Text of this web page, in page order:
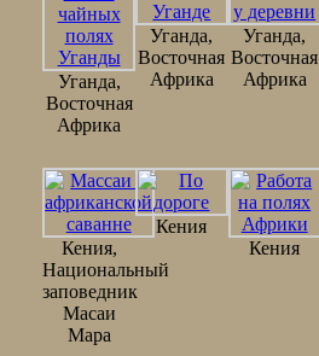
Уганда,
Восточная
Африка
Уганда,
Восточная
Африка
Уганда,
Восточная
Африка
Кения,
Национальный
заповедник
Масаи
Мара
Кения
Кения